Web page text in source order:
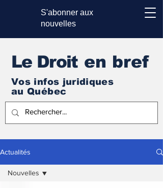
S'abonner aux
nouvelles
Le Droit en bref
Vos infos juridiques
au Québec
Actualités
Nouvelles